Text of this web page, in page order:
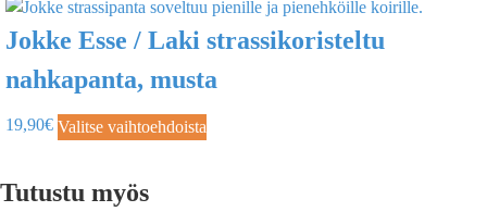
Jokke Esse / Laki strassikoristeltu
nahkapanta, musta
19,90€ Valitse vaihtoehdoista
Tutustu myös